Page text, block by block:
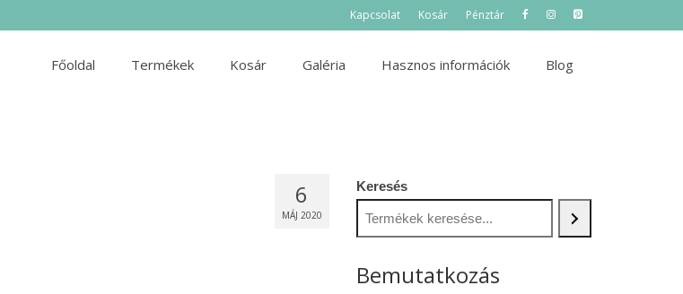
Kapcsolat Kosár Pénztár
Főoldal Termékek Kosár Galéria Hasznos információk Blog
6
MÁJ 2020
Keresés
Bemutatkozás